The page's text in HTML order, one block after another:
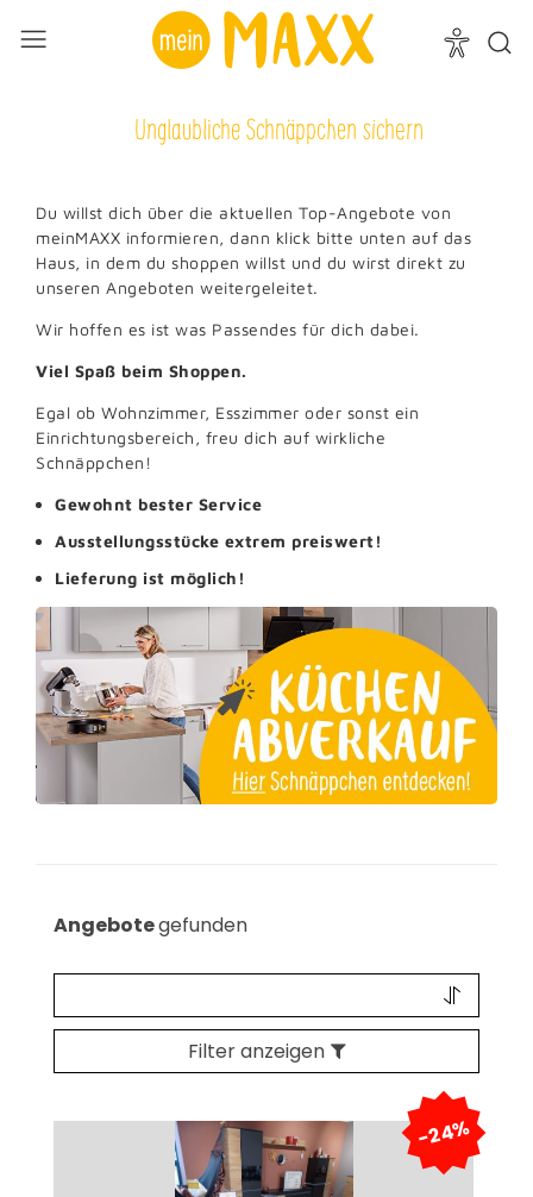
Unglaubliche Schnäppchen sichern
Du willst dich über die aktuellen Top-Angebote von
meinMAXX informieren, dann klick bitte unten auf das
Haus, in dem du shoppen willst und du wirst direkt zu
unseren Angeboten weitergeleitet.
Wir hoffen es ist was Passendes für dich dabei.
Viel Spaß beim Shoppen.
Egal ob Wohnzimmer, Esszimmer oder sonst ein
Einrichtungsbereich, freu dich auf wirkliche
Schnäppchen!
Gewohnt bester Service
Ausstellungsstücke extrem preiswert!
Lieferung ist möglich!